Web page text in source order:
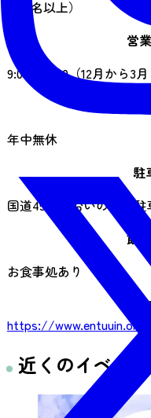
（15名以上）
営
9:00～16:00（12月から3月
年中無休
駐
国道45号線沿いの県営駐
飲
お食事処あり
https://www.entuuin.or.jp/
近くのイベント